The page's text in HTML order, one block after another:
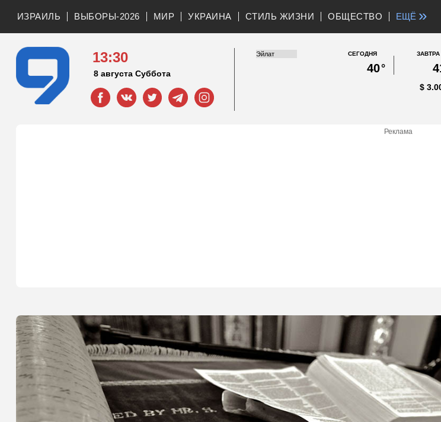
ИЗРАИЛЬ ВЫБОРЫ-2026 МИР УКРАИНА СТИЛЬ ЖИЗНИ ОБЩЕСТВО ЕЩЁ »
13:30
8 августа Суббота
СЕГОДНЯ
40°
ЗАВТРА
$
Реклама